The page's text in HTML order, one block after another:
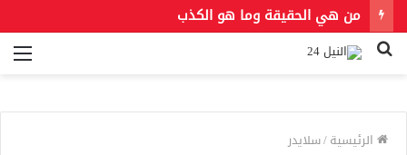
من هي الحقيقة وما هو الكذب
بحث
الرئيسية/سلايدر